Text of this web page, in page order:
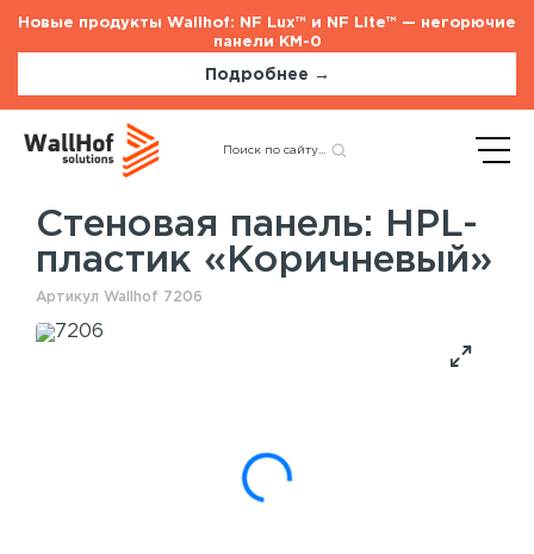
Новые продукты Wallhof: NF Lux™ и NF Lite™ — негорючие
панели КМ-0
Подробнее →
Назад
Стеновые панели
Стеновая панель: HPL-
пластик «Коричневый»
Артикул Wallhof 7206